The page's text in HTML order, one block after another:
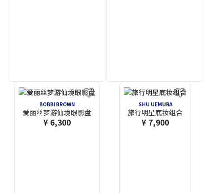
BOBBI BROWN
爱丽丝梦游仙境眼影盘
¥ 6,300
SHU UEMURA
旅行明星底妆组合
¥ 7,900